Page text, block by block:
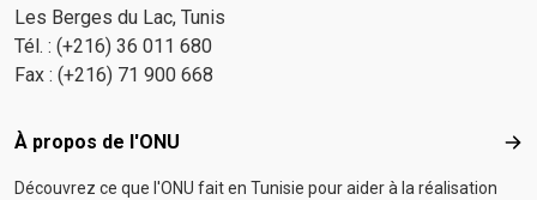
Les Berges du Lac, Tunis
Tél. : (+216) 36 011 680
Fax : (+216) 71 900 668
Footer menu
À propos de l'ONU À
Découvrez ce que l'ONU fait en Tunisie pour aider à la réalisation